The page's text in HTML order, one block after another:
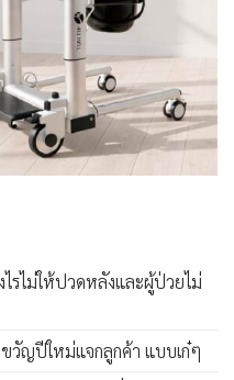
รไม่ให้ปวดหลังและผู้ป่วยไม่
วัญปีใหม่แจกลูกค้า แบบเก๋ๆ